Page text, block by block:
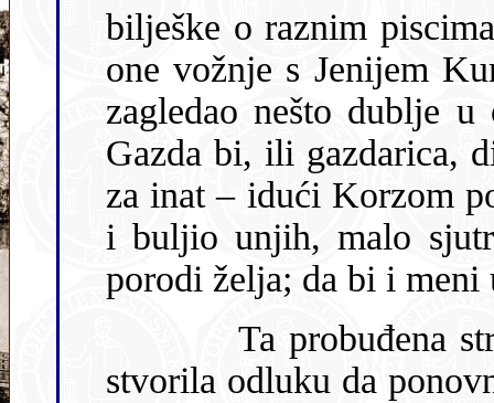
bilješke o raznim piscima. I to sam
one vožnje s Jenijem
zagledao nešto dublje
Gazda bi, ili gazdarica, digli glas i – gotova pjesma! A ja kao
za inat – idući Korzom po poslu, stao bih pred izlogom knjiga
i buljio unjih, malo sjutra – dok se
porodi želja; da bi i meni
Ta probuđena strast za knjigama u malom je Viktoru
stvorila odluku da ponovno promijeni zanimanje.